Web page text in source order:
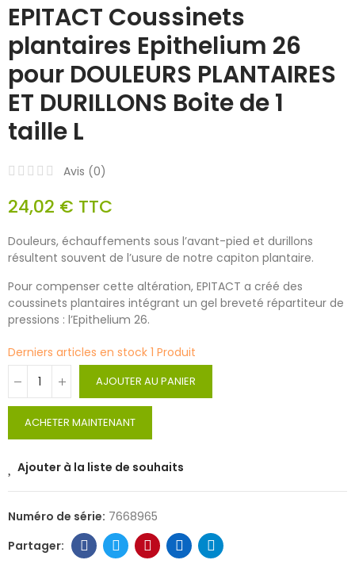
EPITACT Coussinets
plantaires Epithelium 26
pour DOULEURS PLANTAIRES
ET DURILLONS Boite de 1
taille L
Avis (0)
24,02 € TTC
Douleurs, échauffements sous l’avant-pied et durillons
résultent souvent de l’usure de notre capiton plantaire.
Pour compenser cette altération, EPITACT a créé des
coussinets plantaires intégrant un gel breveté répartiteur de
pressions : l’Epithelium 26.
Derniers articles en stock 1 Produit
AJOUTER AU PANIER
ACHETER MAINTENANT
Ajouter à la liste de souhaits
Numéro de série: 7668965